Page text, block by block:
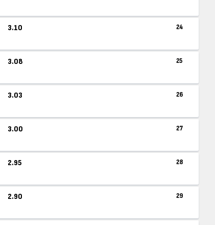
3.10 24
3.08 25
3.03 26
3.00 27
2.95 28
2.90 29